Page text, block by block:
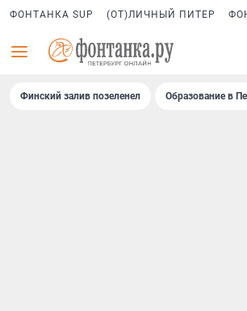
ФОНТАНКА SUP (ОТ)ЛИЧНЫЙ ПИТЕР
Финский залив позеленел Образование в